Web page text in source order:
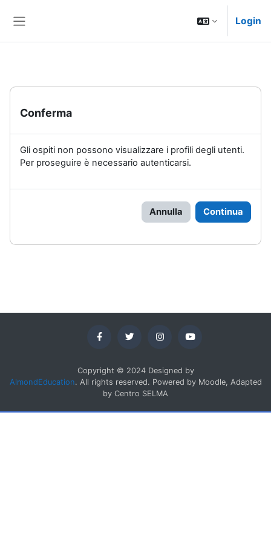
Login
Conferma
Gli ospiti non possono visualizzare i profili degli utenti.
Per proseguire è necessario autenticarsi.
Annulla Continua
Copyright © 2024 Designed by
AlmondEducation. All rights reserved. Powered by Moodle, Adapted
by Centro SELMA